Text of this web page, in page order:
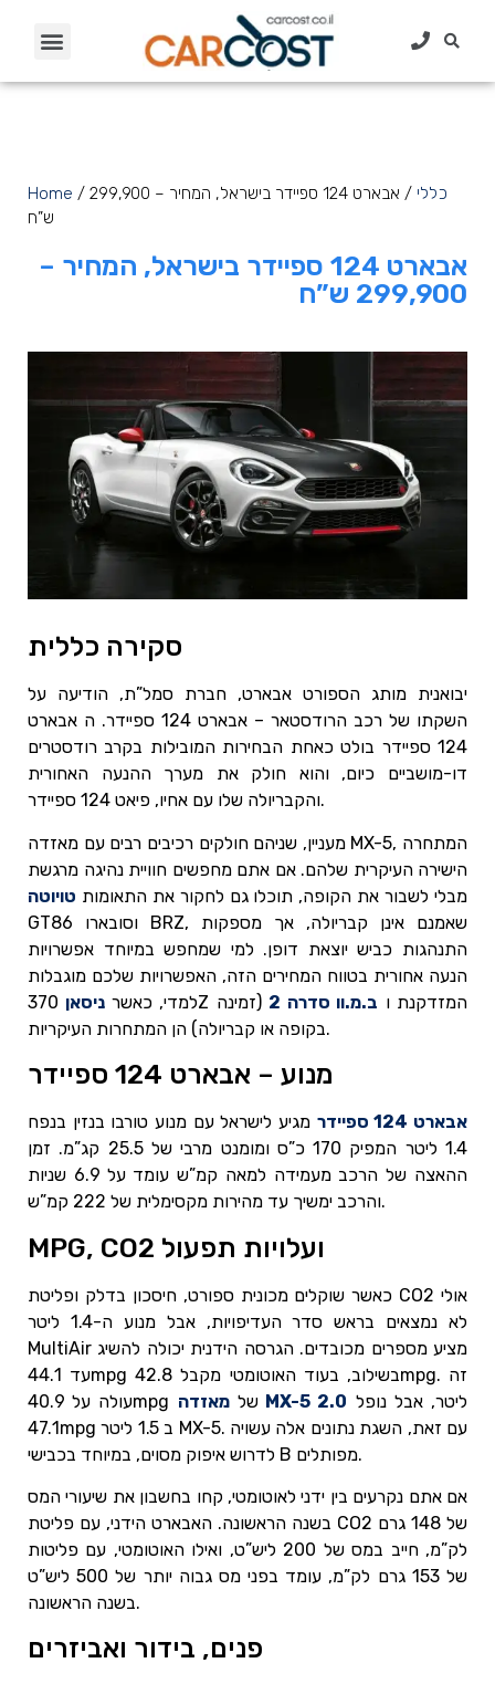
Home / כללי
/ אבארט 124 ספיידר בישראל, המחיר – 299,900
ש”ח
אבארט 124 ספיידר בישראל, המחיר –
299,900 ש”ח
סקירה כללית
יבואנית מותג הספורט אבארט, חברת סמל”ת, הודיעה על
השקתו של רכב הרודסטאר – אבארט 124 ספיידר. ה אבארט
124 ספיידר בולט כאחת הבחירות המובילות בקרב רודסטרים
דו-מושביים כיום, והוא חולק את מערך ההנעה האחורית
והקבריולה שלו עם אחיו, פיאט 124 ספיידר.
מעניין, שניהם חולקים רכיבים רבים עם מאזדה MX-5, המתחרה
הישירה העיקרית שלהם. אם אתם מחפשים חוויית נהיגה מרגשת
מבלי לשבור את הקופה, תוכלו גם לחקור את התאומות טויוטה
GT86 וסובארו BRZ, שאמנם אינן קבריולה, אך מספקות
התנהגות כביש יוצאת דופן. למי שמחפש במיוחד אפשרויות
הנעה אחורית בטווח המחירים הזה, האפשרויות שלכם מוגבלות
למדי, כאשר ניסאן 370Z המזדקנת ו ב.מ.וו סדרה 2
(זמינה
בקופה או קבריולה) הן המתחרות העיקריות.
מנוע – אבארט 124 ספיידר
אבארט 124 ספיידר
מגיע לישראל עם מנוע טורבו בנזין בנפח
1.4 ליטר המפיק 170 כ”ס ומומנט מרבי של 25.5 קג”מ. זמן
ההאצה של הרכב מעמידה למאה קמ”ש עומד על 6.9 שניות
והרכב ימשיך עד מהירות מקסימלית של 222 קמ”ש.
MPG, CO2 ועלויות תפעול
כאשר שוקלים מכונית ספורט, חיסכון בדלק ופליטת CO2 אולי
לא נמצאים בראש סדר העדיפויות, אבל מנוע ה-1.4 ליטר
MultiAir מציע מספרים מכובדים. הגרסה הידנית יכולה להשיג
עד 44.1mpg בשילוב, בעוד האוטומטי מקבל 42.8mpg. זה
עולה על 40.9mpg שלמאזדה MX-5 2.0
47.1mpg ב 1.5 ליטר MX-5. עם זאת, השגת נתונים אלה עשויה
לדרוש איפוק מסוים, במיוחד בכבישי B מפותלים.
אם אתם נקרעים בין ידני לאוטומטי, קחו בחשבון את שיעורי המס
בשנה הראשונה. האבארט הידני, עם פליטת CO2 של 148 גרם
לק”מ, חייב במס של 200 ליש”ט, ואילו האוטומטי, עם פליטות
של 153 גרם לק”מ, עומד בפני מס גבוה יותר של 500 ליש”ט
בשנה הראשונה.
פנים, בידור ואביזרים